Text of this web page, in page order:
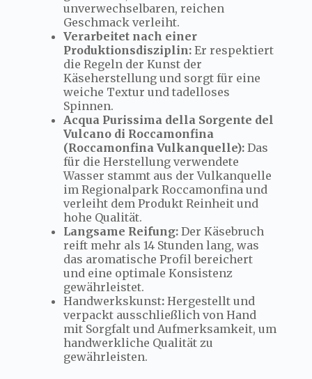
unverwechselbaren, reichen
Geschmack verleiht.
Verarbeitet nach einer
Produktionsdisziplin:Er respektiert
die Regeln der Kunst der
Käseherstellung und sorgt für eine
weiche Textur und tadelloses
Spinnen.
Acqua Purissima della Sorgente del
Vulcano di Roccamonfina
(Roccamonfina Vulkanquelle):Das
für die Herstellung verwendete
Wasser stammt aus der Vulkanquelle
im Regionalpark Roccamonfina und
verleiht dem Produkt Reinheit und
hohe Qualität.
Langsame Reifung:Der Käsebruch
reift mehr als 14 Stunden lang, was
das aromatische Profil bereichert
und eine optimale Konsistenz
gewährleistet.
Handwerkskunst:Hergestellt und
verpackt ausschließlich von Hand
mit Sorgfalt und Aufmerksamkeit, um
handwerkliche Qualität zu
gewährleisten.